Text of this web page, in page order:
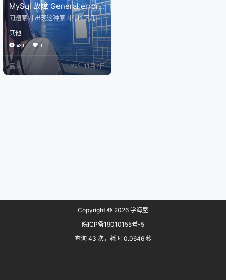
MySql 故障 General error:
145 Table ‘./***’ is marked
as crashed and should be
repaired 解决方案
问题原因 出现这种原因有以下几种
1、MySQL数据库因为突然性断电
或者服务器重启、数据库提供服务
时对表进行了其他的操作 2、频繁查
询和更新所导致的索引错误 使用面
板的也可能是因为面板升级、重启
所导致的 修复方案 首先请一定要备
份好数据库！！！！ 首先请一定要
其他
420 0
嘉文 22年11月7日
Copyright © 2026 学海屋
皖ICP备19010155号-5
查询 43 次，耗时 0.0646 秒